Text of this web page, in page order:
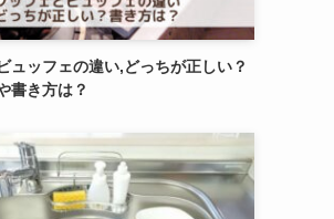
ュッフェの違い,どっちが正しい？
書き方は？